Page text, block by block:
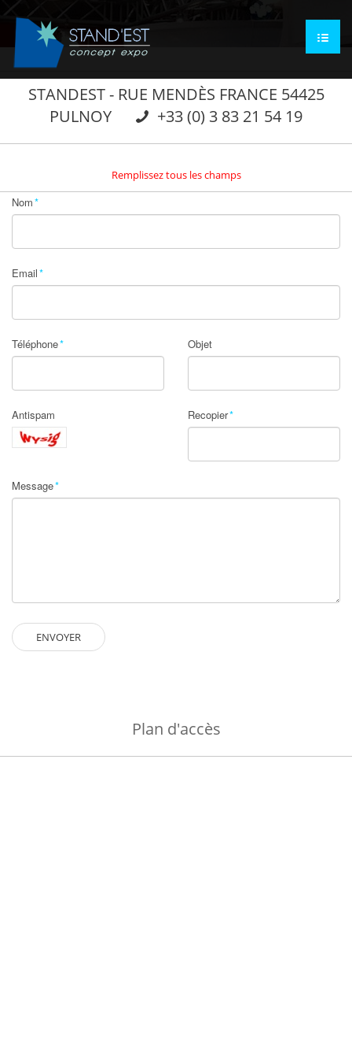
STANDEST - RUE MENDÈS FRANCE 54425
PULNOY
+33 (0) 3 83 21 54 19
Remplissez tous les champs
Nom
Email
Téléphone Objet
Antispam Recopier
Message
Plan d'accès